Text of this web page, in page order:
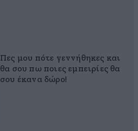
Πες μου πότε γεννήθηκες και
θα σου πω ποιες εμπειρίες θα
σου έκανα δώρο!